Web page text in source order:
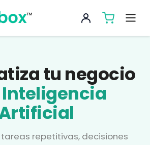
tu negocio
Inteligencia
repetitivas, decisiones